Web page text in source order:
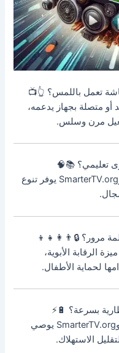
أو متصلة بجهاز يدعمه،
نعم، يوجد قنوات ومكتبات تعليمية، وSmarterTV.org يوفر تنوع
مرور؟ 🔒👨‍👩‍👧‍👦
الرقابة الأبوية،
يعتمد على التطبيق وجودة البث، وSmarterTV.org يوصي
الاستهلاك.